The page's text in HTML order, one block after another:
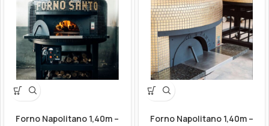
Forno Napolitano 1,40m –
Forno Napolitano 1,40m –